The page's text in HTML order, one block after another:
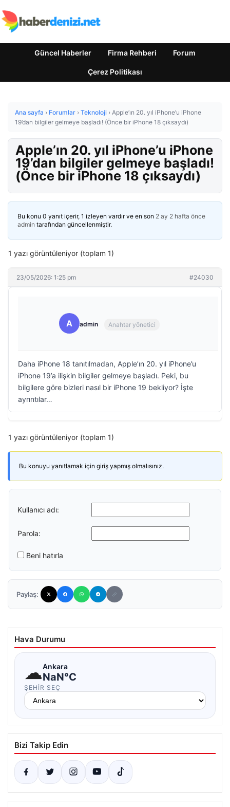
Güncel Haberler Firma Rehberi Forum
Çerez Politikası
Ana sayfa › Forumlar › Teknoloji › Apple’ın 20. yıl iPhone’u iPhone
19’dan bilgiler gelmeye başladı! (Önce bir iPhone 18 çıksaydı)
Apple’ın 20. yıl iPhone’u iPhone
19’dan bilgiler gelmeye başladı!
(Önce bir iPhone 18 çıksaydı)
Bu konu 0 yanıt içerir, 1 izleyen vardır ve en son 2 ay 2 hafta önce
admin tarafından güncellenmiştir.
1 yazı görüntüleniyor (toplam 1)
23/05/2026: 1:25 pm #24030
A admin Anahtar yönetici
Daha iPhone 18 tanıtılmadan, Apple’ın 20. yıl iPhone’u
iPhone 19’a ilişkin bilgiler gelmeye başladı. Peki, bu
bilgilere göre bizleri nasıl bir iPhone 19 bekliyor? İşte
ayrıntılar…
1 yazı görüntüleniyor (toplam 1)
Bu konuyu yanıtlamak için giriş yapmış olmalısınız.
Kullanıcı adı:
Parola:
Beni hatırla
Paylaş:
Hava Durumu
☁Ankara
NaN°C
ŞEHIR SEÇ
Bizi Takip Edin